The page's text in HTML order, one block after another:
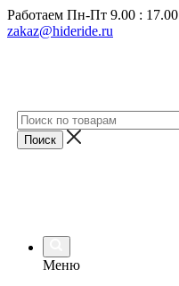
Работаем Пн-Пт 9.00 : 17.00
zakaz@hideride.ru
Меню